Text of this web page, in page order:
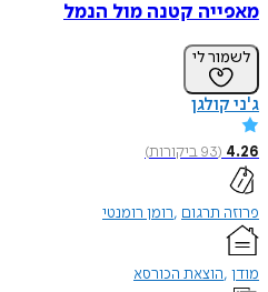
מאפייה קטנה מול הנמל
לשמור לי
ג'ני קולגן
4.26
(
93ביקורות)
פרוזה תרגום רומן רומנטי
מודן הוצאת הכורסא